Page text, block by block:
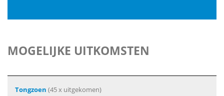
MOGELIJKE UITKOMSTEN
Tongzoen (45 x uitgekomen)